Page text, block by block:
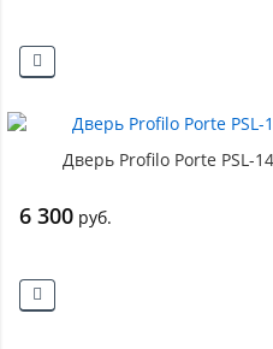
Дверь Profilo Porte PSL-
6 300 руб.